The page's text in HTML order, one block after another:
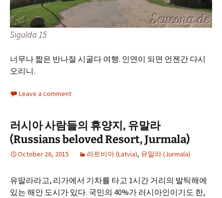
Sigulda 15
너무나 짧은 반나절 시굴다 여행. 인연이 되면 언젠간 다시
오리니.
Leave a comment
러시아 사람들의 휴양지, 유말라
(Russians beloved Resort, Jurmala)
October 26, 2015 라트비아 (Latvia), 유말라 (Jurmala)
유말라라고, 리가에서 기차를 타고 1시간 거리의 발틱해에
있는 해안 도시가 있다. 국민의 40%가 러시아인이기도 한,